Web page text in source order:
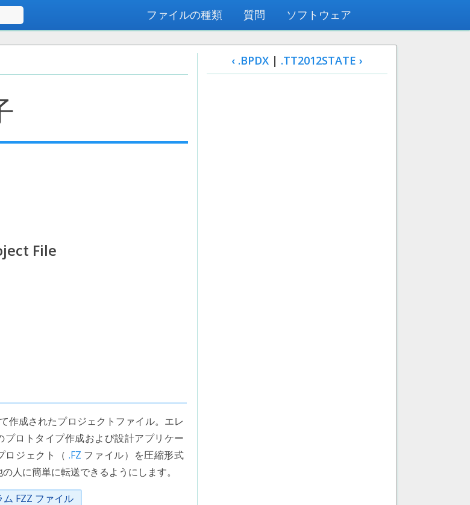
ファイルの種類 質問 ソフトウェア
File
作成されたプロジェクトファイル。エレ
プロトタイプ作成および設計アプリケー
ロジェクト（ .FZ ファイル）を圧縮形式
人に簡単に転送できるようにします。
FZZ ファイル
‹ .BPDX | .TT2012STATE ›